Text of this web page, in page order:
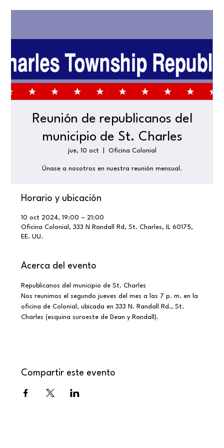
Reunión de republicanos del
municipio de St. Charles
jue, 10 oct Oficina Colonial
Únase a nosotros en nuestra reunión mensual.
Horario y ubicación
10 oct 2024, 19:00 – 21:00
Oficina Colonial, 333 N Randall Rd, St. Charles, IL 60175,
EE. UU.
Acerca del evento
Republicanos del municipio de St. Charles
Nos reunimos el segundo jueves del mes a las 7 p. m. en la
oficina de Colonial, ubicada en 333 N. Randall Rd., St.
Charles (esquina suroeste de Dean y Randall).
Compartir este evento